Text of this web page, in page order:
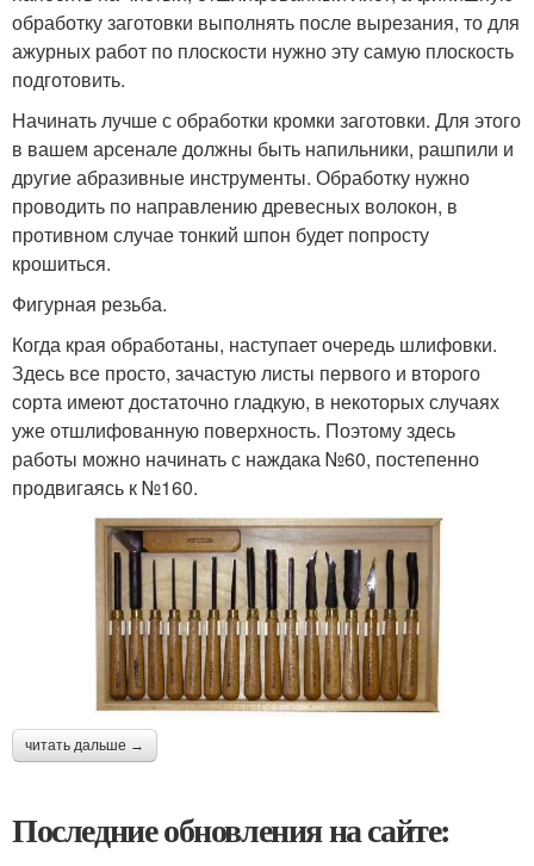
обработку заготовки выполнять после вырезания, то для
ажурных работ по плоскости нужно эту самую плоскость
подготовить.
Начинать лучше с обработки кромки заготовки. Для этого
в вашем арсенале должны быть напильники, рашпили и
другие абразивные инструменты. Обработку нужно
проводить по направлению древесных волокон, в
противном случае тонкий шпон будет попросту
крошиться.
Фигурная резьба.
Когда края обработаны, наступает очередь шлифовки.
Здесь все просто, зачастую листы первого и второго
сорта имеют достаточно гладкую, в некоторых случаях
уже отшлифованную поверхность. Поэтому здесь
работы можно начинать с наждака №60, постепенно
продвигаясь к №160.
читать дальше →
Последние обновления на сайте: